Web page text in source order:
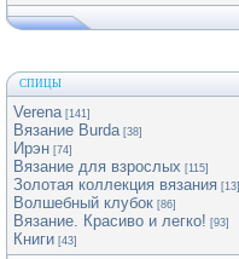
СПИЦЫ
Verena [141]
Вязание Burda [38]
Ирэн [74]
Вязание для взрослых [115]
Золотая коллекция вязания [13]
Волшебный клубок [86]
Вязание. Красиво и легко! [93]
Книги [43]